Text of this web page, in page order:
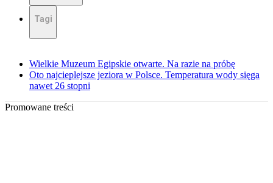
Tagi
Wielkie Muzeum Egipskie otwarte. Na razie na próbę
Oto najcieplejsze jeziora w Polsce. Temperatura wody sięga
nawet 26 stopni
Promowane treści